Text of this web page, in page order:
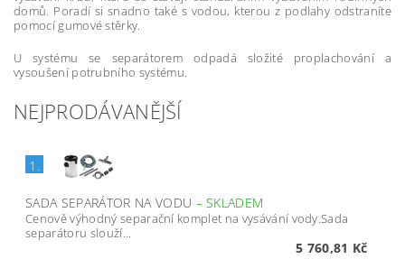
domů. Poradí si snadno také s vodou, kterou z podlahy odstraníte
pomocí gumové stěrky.
U systému se separátorem odpadá složité proplachování a
vysoušení potrubního systému.
NEJPRODÁVANĚJŠÍ
1.
SADA SEPARÁTOR NA VODU –SKLADEM
Cenově výhodný separační komplet na vysávání vody.Sada
separátoru slouží...
5 760,81 Kč